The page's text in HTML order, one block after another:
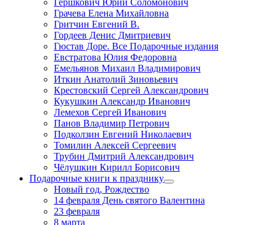
Гершкович Юрий Соломонович
Грачева Елена Михайловна
Гритчин Евгений В.
Гордеев Денис Дмитриевич
Гюстав Доре. Все Подарочные издания
Евстратова Юлия Федоровна
Емельянов Михаил Владимирович
Иткин Анатолий Зиновьевич
Крестовский Сергей Александрович
Кукушкин Александр Иванович
Лемехов Сергей Иванович
Панов Владимир Петрович
Подколзин Евгений Николаевич
Томилин Алексей Сергеевич
Трубин Дмитрий Александрович
Чёлушкин Кирилл Борисович
Подарочные книги к празднику
Новый год, Рождество
14 февраля День святого Валентина
23 февраля
8 марта